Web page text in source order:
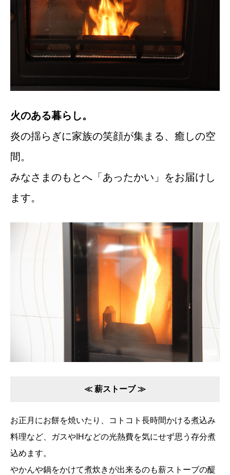
火のある暮らし。
炎の揺らぎに家族の笑顔が集まる、癒しの空
間。
みなさまのもとへ「あったかい」をお届けし
ます。
≪ 薪ストーブ ≫
お正月にお餅を焼いたり、コトコト長時間かける煮込み
料理など、ガスやIHなどの光熱費を気にせず思う存分煮
込めます。
やかんや鍋をかけて煮炊きが出来るのも薪ストーブの醍